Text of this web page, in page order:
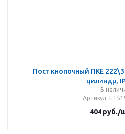
Пост кнопочный ПКЕ
цилиндр,
В
Артикул:
404руб./